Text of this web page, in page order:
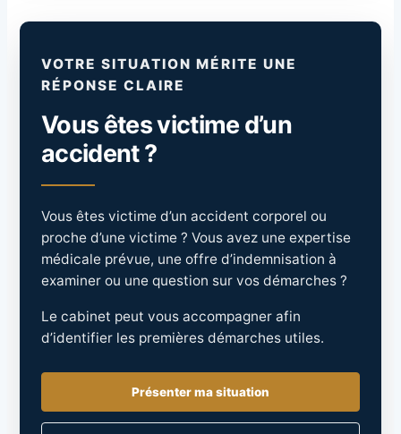
VOTRE SITUATION MÉRITE UNE
RÉPONSE CLAIRE
Vous êtes victime d’un
accident ?
Vous êtes victime d’un accident corporel ou
proche d’une victime ? Vous avez une expertise
médicale prévue, une offre d’indemnisation à
examiner ou une question sur vos démarches ?
Le cabinet peut vous accompagner afin
d’identifier les premières démarches utiles.
Présenter ma situation